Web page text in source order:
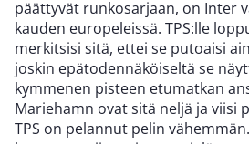
päättyvät runkosarjaan, on Inter
kauden europeleissä. TPS:lle
merkitsisi sitä, ettei se putoaisi
joskin epätodennäköiseltä se
kymmenen pisteen etumatkan
Mariehamn ovat sitä neljä ja viisi
TPS on pelannut pelin